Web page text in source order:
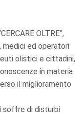
OLTRE”,
medici ed operatori
olistici e cittadini,
in materia
il miglioramento
soffre di disturbi